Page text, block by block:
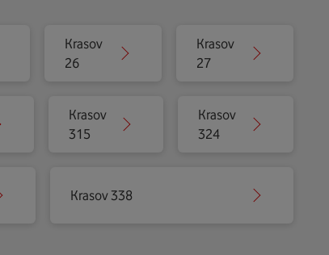
Krasov
26
Krasov
27
Krasov
315
Krasov
324
Krasov 338